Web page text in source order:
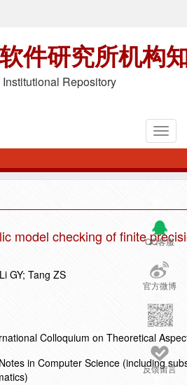
件研究所机构
Institutional Repository
QQ客服
官方微博
反馈留言
model checking of finite
GY; Tang ZS
Colloquium on Theoretical
in Computer Science (including